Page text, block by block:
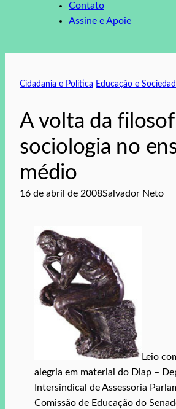
Contato
Assine e Apoie
Cidadania e Política Educação e
A volta da
sociologia no
médio
16 de abril de 2008Salvador Neto
Leio
alegria em material do Diap –
Intersindical de Assessoria
Comissão de Educação do